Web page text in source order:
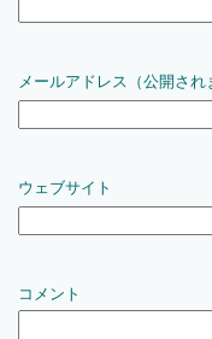
メールアドレス（公開され
ウェブサイト
コメント